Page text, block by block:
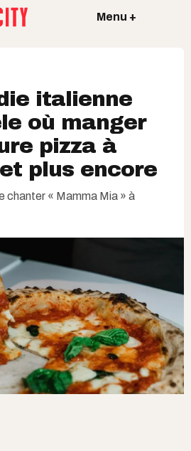
Menu +
italienne
où manger
pizza à
plus encore
chanter « Mamma Mia » à